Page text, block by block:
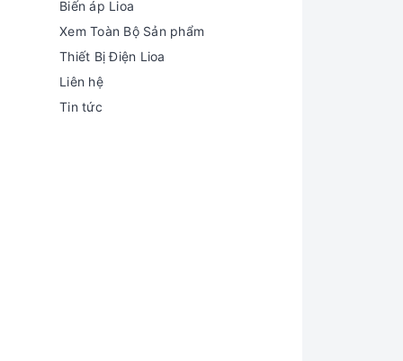
Biến áp Lioa
Xem Toàn Bộ Sản phẩm
Thiết Bị Điện Lioa
Liên hệ
Tin tức